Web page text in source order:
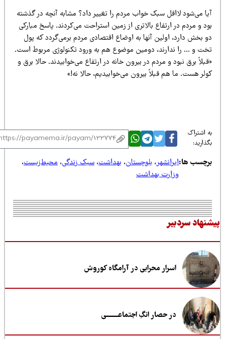
می‌شود لااقل سبک خواب مردم را تغییر داد؟ مشابه آنچه در گذشته
و مردم در ارتفاع بالاتری از زمین استراحت می‌کردند. پاسخ مبارکی
بخش دارد، اولین آنها به اوضاع اقتصادی مردم برمی‌گردد که پول
و … را ندارند،‌ دومین موضوع هم به ورود تکنولوژی مربوط است.
برق نبود و مردم در بیرون خانه در ارتفاع می‌خوابیدند. حالا برق و
هست. ما هم قبلاً بیرون می‌خوابیدیم، حالا نه!»
اشتراک
ها:ایرانشهر،بلوچستان،بهداشت،سبک زندگی،محیط‌زیست،
وزارت بهداشت
سردبیر
اسرار محرابی در آرامگاه کوروش
در حصار انگِ اجتماعــــــــی